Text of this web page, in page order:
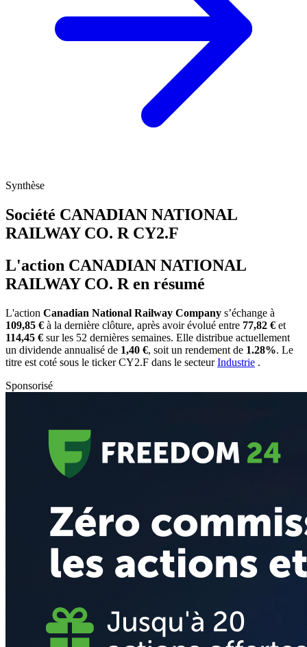
Synthèse
Société CANADIAN NATIONAL
RAILWAY CO. R CY2.F
L'action CANADIAN NATIONAL
RAILWAY CO. R en résumé
L'action Canadian National Railway Company s’échange à
109,85 € à la dernière clôture, après avoir évolué entre 77,82 € et
114,45 € sur les 52 dernières semaines. Elle distribue actuellement
un dividende annualisé de 1,40 €, soit un rendement de 1.28%. Le
titre est coté sous le tickerCY2.F dans le secteurIndustrie .
Sponsorisé